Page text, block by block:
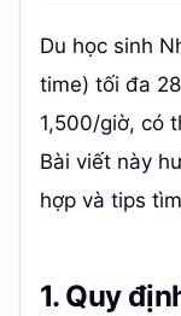
Du học sinh
time) tối đa
1,500/giờ, có
Bài viết này
hợp và tips
1. Quy